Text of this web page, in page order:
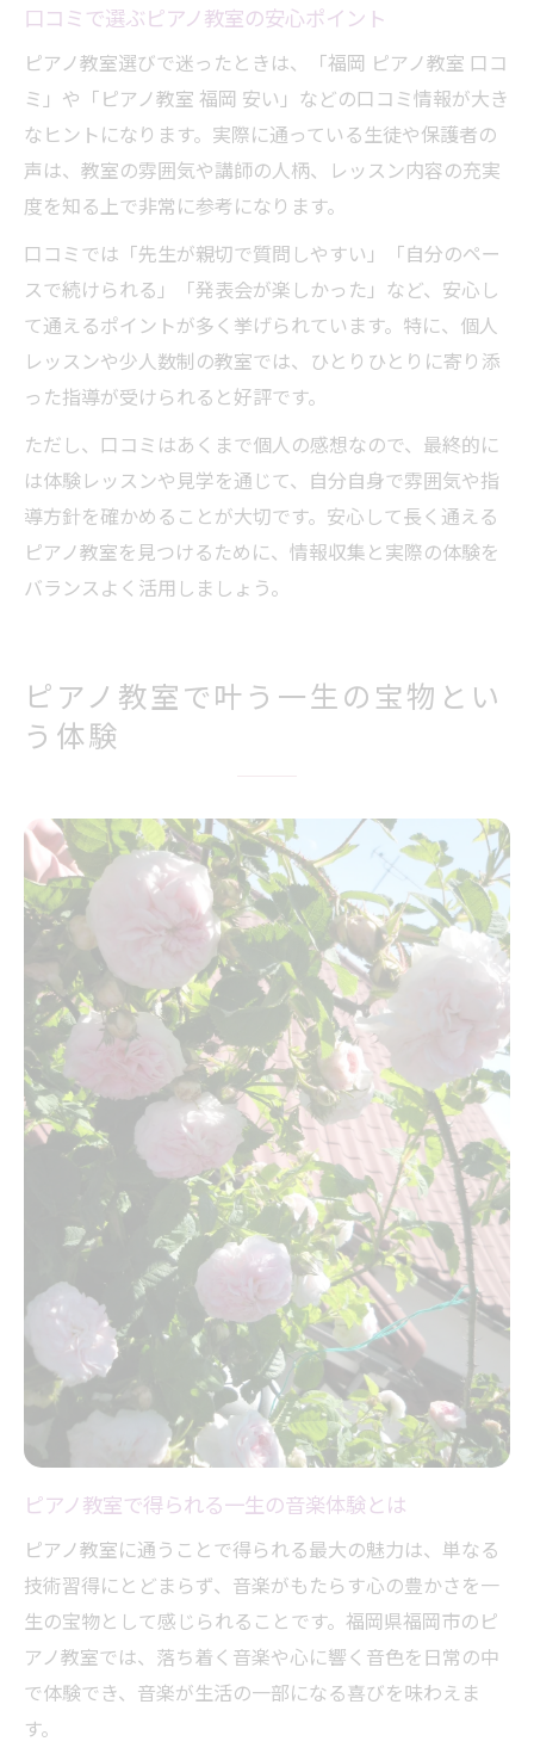
口コミで選ぶピアノ教室の安心ポイント
ピアノ教室選びで迷ったときは、「福岡 ピアノ教室 口コ
ミ」や「ピアノ教室 福岡 安い」などの口コミ情報が大き
なヒントになります。実際に通っている生徒や保護者の
声は、教室の雰囲気や講師の人柄、レッスン内容の充実
度を知る上で非常に参考になります。
口コミでは「先生が親切で質問しやすい」「自分のペー
スで続けられる」「発表会が楽しかった」など、安心し
て通えるポイントが多く挙げられています。特に、個人
レッスンや少人数制の教室では、ひとりひとりに寄り添
った指導が受けられると好評です。
ただし、口コミはあくまで個人の感想なので、最終的に
は体験レッスンや見学を通じて、自分自身で雰囲気や指
導方針を確かめることが大切です。安心して長く通える
ピアノ教室を見つけるために、情報収集と実際の体験を
バランスよく活用しましょう。
ピアノ教室で叶う一生の宝物とい
う体験
ピアノ教室で得られる一生の音楽体験とは
ピアノ教室に通うことで得られる最大の魅力は、単なる
技術習得にとどまらず、音楽がもたらす心の豊かさを一
生の宝物として感じられることです。福岡県福岡市のピ
アノ教室では、落ち着く音楽や心に響く音色を日常の中
で体験でき、音楽が生活の一部になる喜びを味わえま
す。